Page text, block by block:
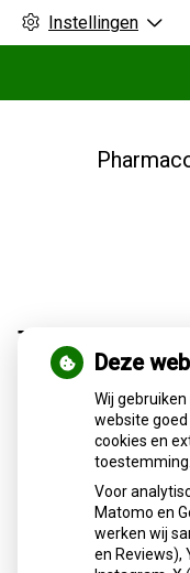
Instellingen
bacterie kan
Nestlé roept de
terug vanwege
Bacillus cereus. Het
zijn geen zieke
de producten niet te
zij het
Deze
Wij
website
cookies en
toestemming.
Voor
Matomo en
werken wij
en Reviews),